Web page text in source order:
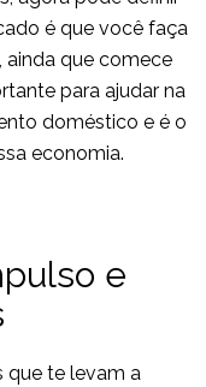
é que você faça
ainda que comece
para ajudar na
doméstico e é o
economia.
e
que te levam a